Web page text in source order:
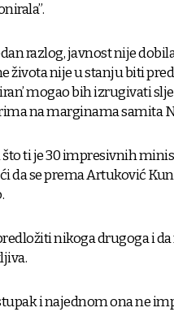
razlog, javnost nije
života nije u stanju biti
mogao bih izrugivati
na marginama samita
ti je 30 impresivnih
da se prema Artuković
nikoga drugoga i
i najednom ona ne